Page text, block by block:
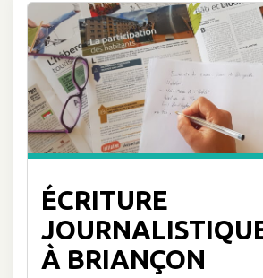
ÉCRITURE
À BRIANÇON